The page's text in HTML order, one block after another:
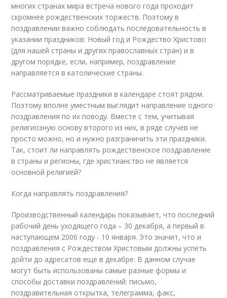
многих странах мира встреча нового года проходит
скромнее рождественских торжеств. Поэтому в
поздравлении важно соблюдать последовательность в
указании праздников: Новый год и Рождество Христово
(для нашей страны и других православных стран) и в
другом порядке, если, например, поздравление
направляется в католические страны.
Рассматриваемые праздники в календаре стоят рядом.
Поэтому вполне уместным выглядит направление одного
поздравления по их поводу. Вместе с тем, учитывая
религиозную основу второго из них, в ряде случев не
просто можно, но и нужно разграничить эти праздники.
Так, стоит ли направлять рождественское поздравление
в страны и регионы, где христианство не является
основной религией?
Когда направлять поздравления?
Производственный календарь показывает, что последний
рабочий день уходящего года – 30 декабря, а первый в
наступающем 2006 году - 10 января. Это значит, что и
поздравления с Рождеством Христовым должны успеть
дойти до адресатов еще в декабре. В данном случае
могут быть использованы самые разные формы и
способы доставки поздравлений: письмо,
поздравительная открытка, телеграмма, факс,